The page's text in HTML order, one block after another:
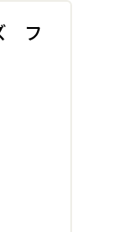
フ